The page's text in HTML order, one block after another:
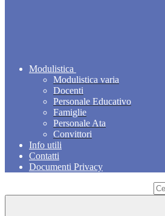
Modulistica
Modulistica varia
Docenti
Personale Educativo
Famiglie
Personale Ata
Convittori
Info utili
Contatti
Documenti Privacy